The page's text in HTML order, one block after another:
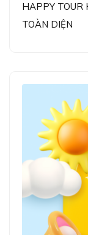
HAPPY TOUR
TOÀN DIỆN